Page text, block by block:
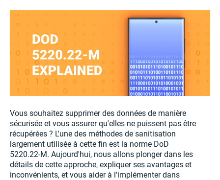
Vous souhaitez supprimer des données de manière
sécurisée et vous assurer qu'elles ne puissent pas être
récupérées ? L'une des méthodes de sanitisation
largement utilisée à cette fin est la norme DoD
5220.22-M. Aujourd'hui, nous allons plonger dans les
détails de cette approche, expliquer ses avantages et
inconvénients, et vous aider à l'implémenter dans